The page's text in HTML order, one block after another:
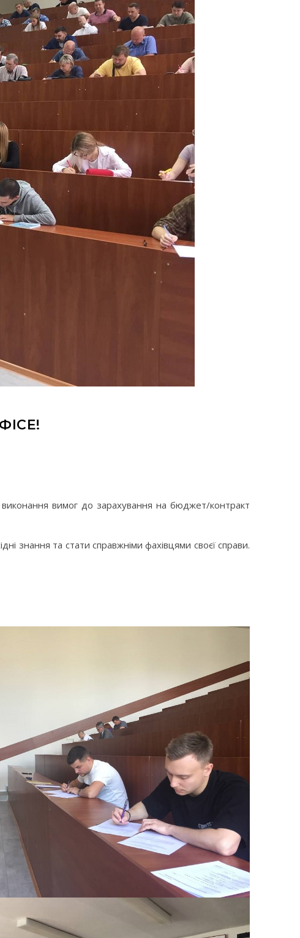
вимог до зарахування на бюджет/контракт
знання та стати справжніми фахівцями своєї справи.